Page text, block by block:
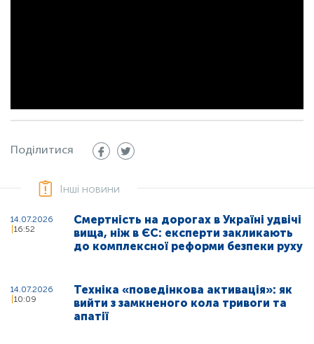
Поділитися
Інші новини
14.07.2026
16:52
Смертність на дорогах в Україні удвічі
вища, ніж в ЄС: експерти закликають
до комплексної реформи безпеки руху
14.07.2026
10:09
Техніка «поведінкова активація»: як
вийти з замкненого кола тривоги та
апатії